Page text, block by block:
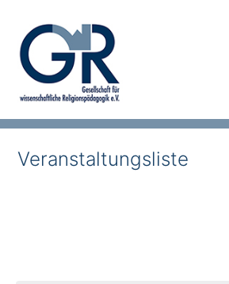
Veranstaltungsliste